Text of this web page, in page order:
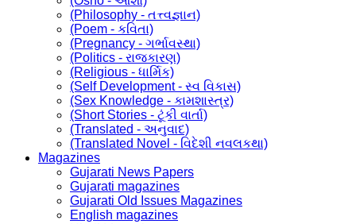
(Philosophy - તત્ત્વજ્ઞાન)
(Poem - કવિતા)
(Pregnancy - ગર્ભાવસ્થા)
(Politics - રાજકારણ)
(Religious - ધાર્મિક)
(Self Development - સ્વ વિકાસ)
(Sex Knowledge - કામશાસ્ત્ર)
(Short Stories - ટૂંકી વાર્તા)
(Translated - અનુવાદ)
(Translated Novel - વિદેશી નવલકથા)
Magazines
Gujarati News Papers
Gujarati magazines
Gujarati Old Issues Magazines
English magazines